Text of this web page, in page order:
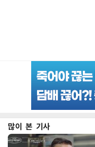
많이 본 기사